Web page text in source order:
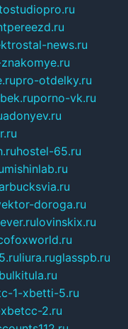
news.ru
pro-otdelky.ru
porno-vk.ru
adonyev.ru
hostel-65.ru
mishinlab.ru
doroga.ru
lovinskix.ru
liura.ruglasspb.ru
bulkitula.ru
1-xbetti-5.ru
2.ru